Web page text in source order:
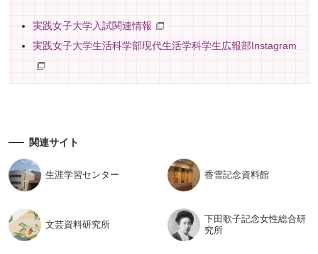
実践女子大学入試関連情報
実践女子大学生活科学部現代生活学科学生広報部Instagram
関連サイト
生涯学習センター 香雪記念資料館
文芸資料研究所
下田歌子記念女性総合研
究所